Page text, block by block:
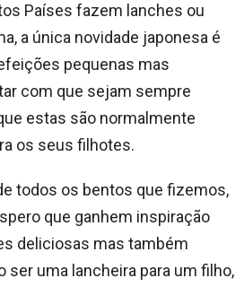
Países fazem lanches ou
a única novidade japonesa é
pequenas mas
com que sejam sempre
estas são normalmente
os seus filhotes.
todos os bentos que fizemos,
que ganhem inspiração
deliciosas mas também
ser uma lancheira para um filho,